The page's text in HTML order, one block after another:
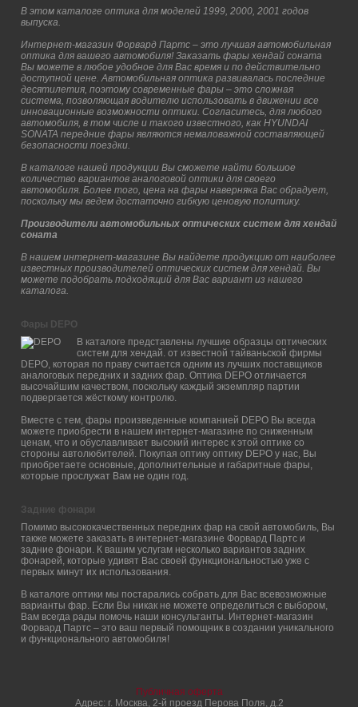
В этом каталоге оптика для моделей 1999, 2000, 2001 годов
выпуска.
Интернет-магазин Форвард Партс – это лучшая автомобильная
оптика для вашего автомобиля! Заказать фары хендай соната
Вы можете в любое удобное для Вас время и по действительно
доступной цене. Автомобильная оптика развивалась последние
десятилетия, поэтому современные фары – это сложная
система, позволяющая водителю использовать в движении все
инновационные возможности оптики. Согласитесь, для любого
автомобиля, в том числе и такого известного, как HYUNDAI
SONATA передние фары являются немаловажной составляющей
безопасности поездки.
В каталоге нашей продукции Вы сможете найти большое
количество вариантов аналоговой оптики для своего
автомобиля. Более того, цена на фары наверняка Вас обрадует,
поскольку мы ведем достаточно гибкую ценовую политику.
Производители автомобильных оптических систем для хендай
соната
В нашем интернет-магазине Вы найдете продукцию от наиболее
известных производителей оптических систем для хендай. Вы
можете подобрать подходящий для Вас вариант из нашего
каталога.
Фары DEPO
В каталоге представлены лучшие образцы оптических
систем для хендай. от известной тайваньской фирмы
DEPO, которая по праву считается одним из лучших поставщиков
аналоговых передних и задних фар. Оптика DEPO отличается
высочайшим качеством, поскольку каждый экземпляр партии
подвергается жёсткому контролю.
Вместе с тем, фары произведенные компанией DEPO Вы всегда
можете приобрести в нашем интернет-магазине по сниженным
ценам, что и обуславливает высокий интерес к этой оптике со
стороны автолюбителей. Покупая оптику оптику DEPO у нас, Вы
приобретаете основные, дополнительные и габаритные фары,
которые прослужат Вам не один год.
Задние фонари
Помимо высококачественных передних фар на свой автомобиль, Вы
также можете заказать в интернет-магазине Форвард Партс и
задние фонари. К вашим услугам несколько вариантов задних
фонарей, которые удивят Вас своей функциональностью уже с
первых минут их использования.
В каталоге оптики мы постарались собрать для Вас всевозможные
варианты фар. Если Вы никак не можете определиться с выбором,
Вам всегда рады помочь наши консультанты. Интернет-магазин
Форвард Партс – это ваш первый помощник в создании уникального
и функционального автомобиля!
Публичная оферта
Адрес: г. Москва, 2-й проезд Перова Поля, д.2